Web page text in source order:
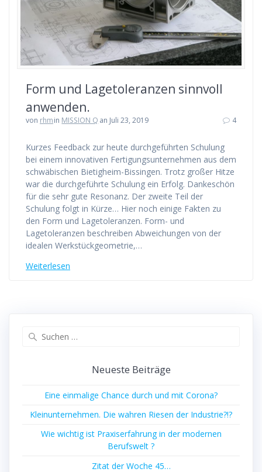
Form und Lagetoleranzen sinnvoll
anwenden.
von rhmin MISSION Q an Juli 23, 2019 4
Kurzes Feedback zur heute durchgeführten Schulung
bei einem innovativen Fertigungsunternehmen aus dem
schwäbischen Bietigheim-Bissingen. Trotz großer Hitze
war die durchgeführte Schulung ein Erfolg. Dankeschön
für die sehr gute Resonanz. Der zweite Teil der
Schulung folgt in Kürze… Hier noch einige Fakten zu
den Form und Lagetoleranzen. Form- und
Lagetoleranzen beschreiben Abweichungen von der
idealen Werkstückgeometrie,…
Weiterlesen
Neueste Beiträge
Eine einmalige Chance durch und mit Corona?
Kleinunternehmen. Die wahren Riesen der Industrie?!?
Wie wichtig ist Praxiserfahrung in der modernen
Berufswelt ?
Zitat der Woche 45…